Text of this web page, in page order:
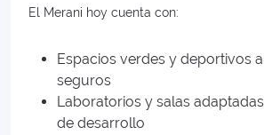
El Merani hoy cuenta con:
Espacios verdes y deportivos
seguros
Laboratorios y salas
de desarrollo